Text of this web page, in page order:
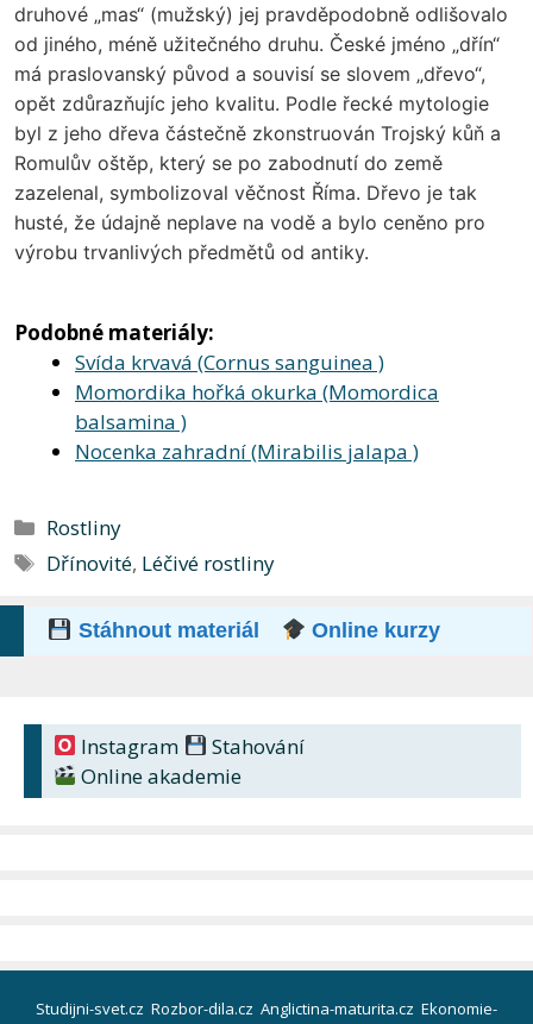
druhové „mas“ (mužský) jej pravděpodobně odlišovalo
od jiného, méně užitečného druhu. České jméno „dřín“
má praslovanský původ a souvisí se slovem „dřevo“,
opět zdůrazňujíc jeho kvalitu. Podle řecké mytologie
byl z jeho dřeva částečně zkonstruován Trojský kůň a
Romulův oštěp, který se po zabodnutí do země
zazelenal, symbolizoval věčnost Říma. Dřevo je tak
husté, že údajně neplave na vodě a bylo ceněno pro
výrobu trvanlivých předmětů od antiky.
Podobné materiály:
Svída krvavá (Cornus sanguinea )
Momordika hořká okurka (Momordica
balsamina )
Nocenka zahradní (Mirabilis jalapa )
Rubriky
Rostliny
Štítky
Dřínovité, Léčivé rostliny
Stáhnout materiál Online kurzy
Instagram
Stahování
Online akademie
Studijni-svet.cz Rozbor-dila.cz Anglictina-maturita.cz Ekonomie-